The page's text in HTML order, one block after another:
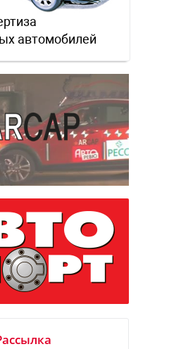
автомобилей